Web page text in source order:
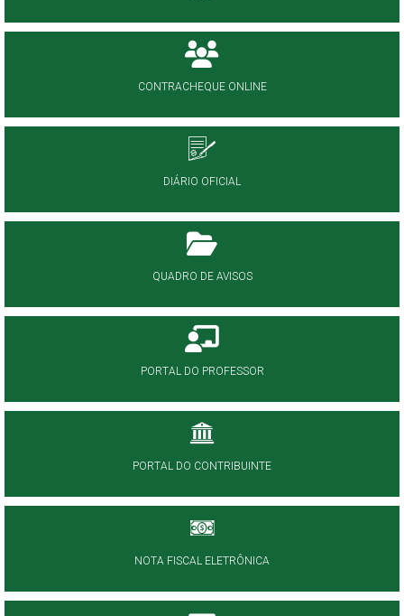
CONTRACHEQUE ONLINE
DIÁRIO OFICIAL
QUADRO DE AVISOS
PORTAL DO PROFESSOR
PORTAL DO CONTRIBUINTE
NOTA FISCAL ELETRÔNICA